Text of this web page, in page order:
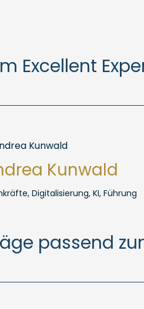
Excellent
Kunwald
Digitalisierung, KI, Führung
passend